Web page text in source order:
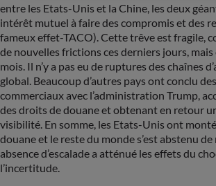
entre les Etats-Unis et la Chine, les deux
intérêt mutuel à faire des compromis et des
fameux effet-TACO). Cette trêve est fragile,
de nouvelles frictions ces derniers jours,
mois. Il n’y a pas eu de ruptures des chaînes
global. Beaucoup d’autres pays ont conclu
commerciaux avec l’administration Trump,
des droits de douane et obtenant en retour
visibilité. En somme, les Etats-Unis ont
douane et le reste du monde s’est abstenu
absence d’escalade a atténué les effets du
l’incertitude.